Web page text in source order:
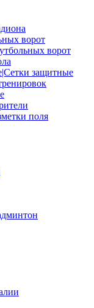
ворот
ворот
защитные
поля